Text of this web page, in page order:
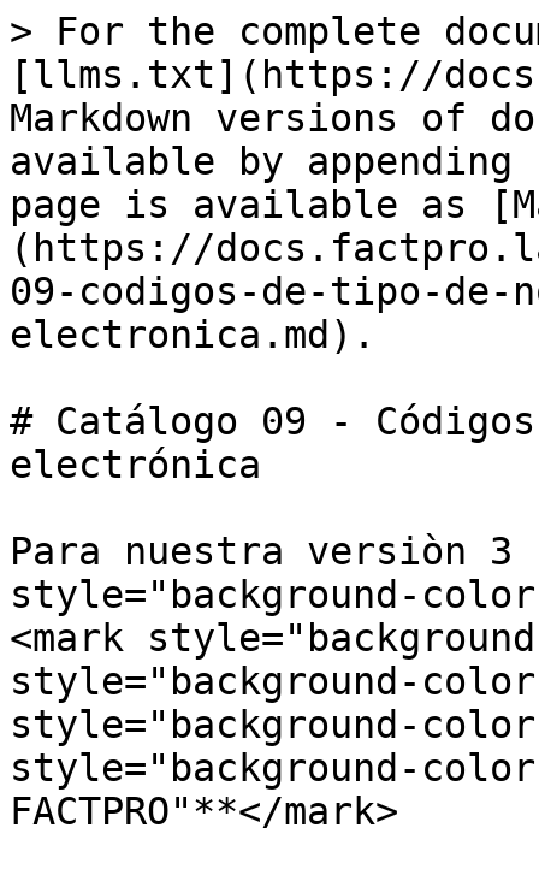
> For the complete
[llms.txt](https://
Markdown versions of
available by
page is available as
(https://
09-codigos-de-tipo-de-
electronica.md).
# Catálogo 09 -
electrónica
Para nuestra versiòn 3
style="background-
<mark
style="background-
style="background-
style="background-
FACTPRO"**</mark>